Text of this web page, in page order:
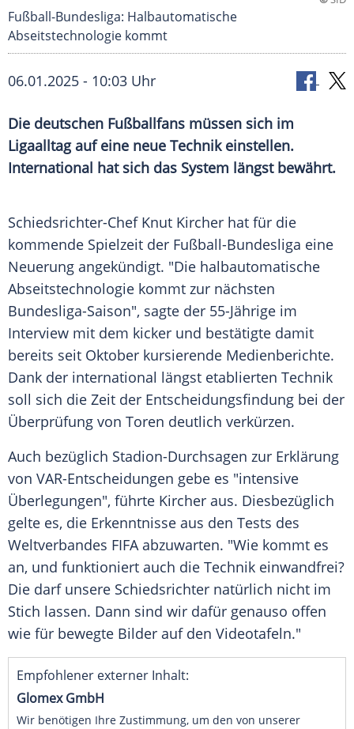
Fußball-Bundesliga: Halbautomatische
Abseitstechnologie kommt
06.01.2025 - 10:03 Uhr
Die deutschen Fußballfans müssen sich im
Ligaalltag auf eine neue Technik einstellen.
International hat sich das System längst bewährt.
Schiedsrichter-Chef Knut Kircher hat für die
kommende Spielzeit der Fußball-Bundesliga eine
Neuerung angekündigt. "Die halbautomatische
Abseitstechnologie kommt zur nächsten
Bundesliga-Saison", sagte der 55-Jährige im
Interview mit dem kicker und bestätigte damit
bereits seit Oktober kursierende Medienberichte.
Dank der international längst etablierten Technik
soll sich die Zeit der Entscheidungsfindung bei der
Überprüfung von Toren deutlich verkürzen.
Auch bezüglich Stadion-Durchsagen zur Erklärung
von VAR-Entscheidungen gebe es "intensive
Überlegungen", führte Kircher aus. Diesbezüglich
gelte es, die Erkenntnisse aus den Tests des
Weltverbandes FIFAabzuwarten. "Wie kommt es
an, und funktioniert auch die Technik einwandfrei?
Die darf unsere Schiedsrichter natürlich nicht im
Stich lassen. Dann sind wir dafür genauso offen
wie für bewegte Bilder auf den Videotafeln."
Empfohlener externer Inhalt:
Glomex GmbH
Wir benötigen Ihre Zustimmung, um den von unserer